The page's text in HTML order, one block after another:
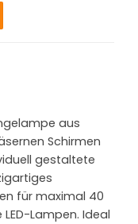
aus
Schirmen
gestaltete
für maximal 40
Lampen. Ideal